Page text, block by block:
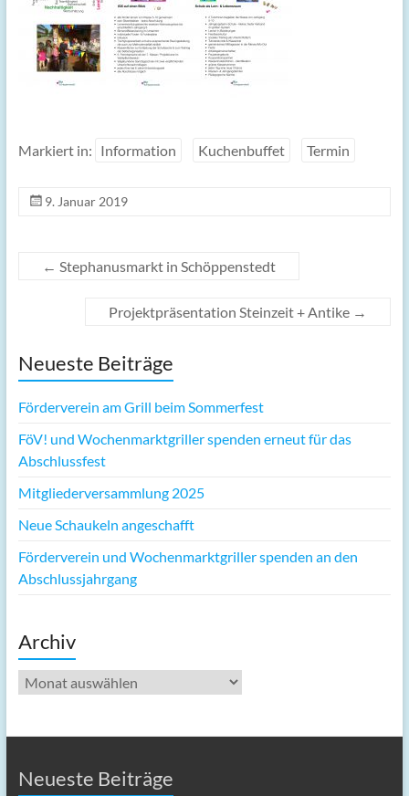
Markiert in: Information Kuchenbuffet Termin
9. Januar 2019
← Stephanusmarkt in Schöppenstedt
Projektpräsentation Steinzeit + Antike →
Neueste Beiträge
Förderverein am Grill beim Sommerfest
FöV! und Wochenmarktgriller spenden erneut für das
Abschlussfest
Mitgliederversammlung 2025
Neue Schaukeln angeschafft
Förderverein und Wochenmarktgriller spenden an den
Abschlussjahrgang
Archiv
Archiv
Neueste Beiträge